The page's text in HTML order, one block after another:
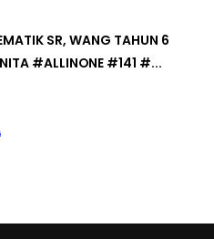
SR, WANG TAHUN 6
#ALLINONE #141 #...